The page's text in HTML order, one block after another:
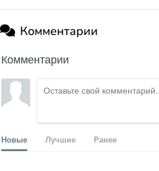
Комментарии
Комментарии
Новые Лучшие Ранее